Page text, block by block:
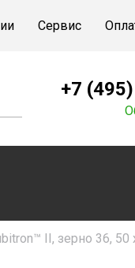
Сервис
+7
II, зерно 36,